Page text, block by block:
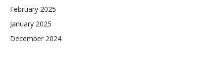
February 2025
January 2025
December 2024